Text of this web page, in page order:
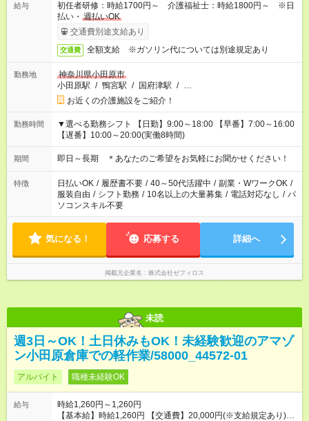
給与
初任者研修：時給1700円～ 介護福祉士：時給1800円～ ※日
払い・ 週払いOK
交通費別途支給あり
交通費 全額支給 ※ガソリン代については別途規定あり
勤務地
神奈川県小田原市
小田原駅 / 鴨宮駅 / 国府津駅 / …
お近くの介護施設をご紹介！
勤務時間
▼選べる勤務シフト 【日勤】9:00～18:00 【早番】7:00～16:00
【遅番】10:00～20:00(実働8時間)
期間 即日～長期 ＊あなたのご希望をお気軽にお聞かせください！
特徴 日払いOK / 履歴書不要 / 40～50代活躍中 / 副業・WワークOK /
服装自由 / シフト勤務 / 10名以上の大量募集 / 電話対応なし / パ
ソコンスキル不要
気になる！ 応募する 詳細へ
掲載元企業名 株式会社ゼフィロス
未読
週3日～OK！土日休みもOK！未経験歓迎のアマゾ
ン小田原倉庫での軽作業/58000_44572-01
アルバイト 職種未経験OK
給与
時給1,260円～1,260円
【基本給】時給1,260円 【交通費】20,000円(※支給規定あり)